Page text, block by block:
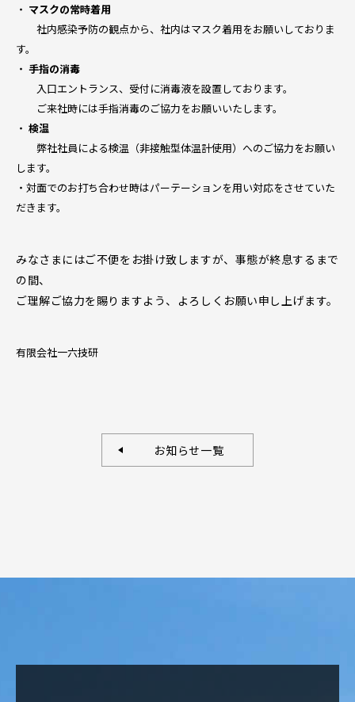
・ マスクの常時着用
社内感染予防の観点から、社内はマスク着用をお願いしておりま
す。
・ 手指の消毒
入口エントランス、受付に消毒液を設置しております。
ご来社時には手指消毒のご協力をお願いいたします。
・ 検温
弊社社員による検温（非接触型体温計使用）へのご協力をお願い
します。
・対面でのお打ち合わせ時はパーテーションを用い対応をさせていた
だきます。
みなさまにはご不便をお掛け致しますが、事態が終息するまで
の間、
ご理解ご協力を賜りますよう、よろしくお願い申し上げます。
有限会社一六技研
お知らせ一覧